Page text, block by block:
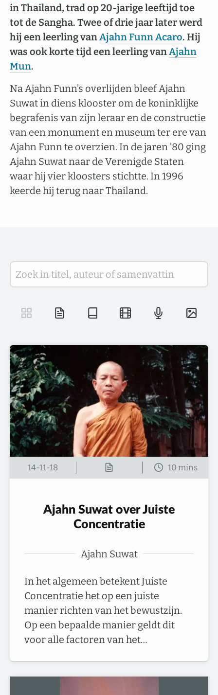
in Thailand, trad op 20-jarige leeftijd toe
tot de Sangha. Twee of drie jaar later werd
hij een leerling vanAjahn Funn Acaro. Hij
was ook korte tijd een leerling vanAjahn
Mun.
Na Ajahn Funn’s overlijden bleef Ajahn
Suwat in diens klooster om de koninklijke
begrafenis van zijn leraar en de constructie
van een monument en museum ter ere van
Ajahn Funn te overzien. In de jaren ’80 ging
Ajahn Suwat naar de Verenigde Staten
waar hij vier kloosters stichtte. In 1996
keerde hij terug naar Thailand.
14-11-18
Ajahn Suwat over Juiste
Concentratie
Ajahn Suwat
In het algemeen betekent Juiste
Concentratie het op een juiste
manier richten van het bewustzijn.
Op een bepaalde manier geldt dit
voor alle factoren van het…